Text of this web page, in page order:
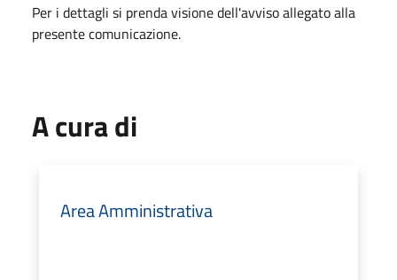
Per i dettagli si prenda visione dell'avviso allegato alla
presente comunicazione.
A cura di
Area Amministrativa